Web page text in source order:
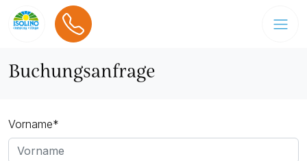
Buchungsanfrage
Vorname*